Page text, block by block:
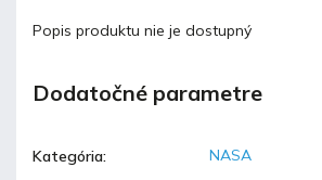
Popis produktu nie je dostupný
Dodatočné parametre
Kategória:
NASA